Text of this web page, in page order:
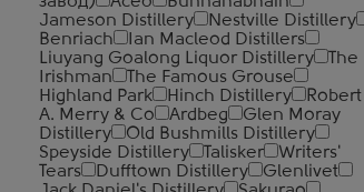
Jameson Distillery
Nestville Distillery
Benriach
Ian Macleod Distillers
Liuyang Goalong Liquor Distillery
The
Irishman
The Famous Grouse
Highland Park
Hinch Distillery
Robert
A. Merry & Co
Ardbeg
Glen Moray
Distillery
Old Bushmills Distillery
Speyside Distillery
Talisker
Writers'
Tears
Dufftown Distillery
Glenlivet